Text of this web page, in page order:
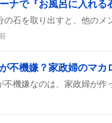
ナで『お風呂に入れる
不機嫌？家政婦のマカ